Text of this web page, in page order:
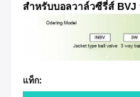
สำหรับบอลวาล์วซีรี่ส์ BVJ
แท็ก: